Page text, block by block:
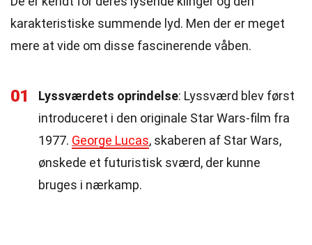
karakteristiske summende lyd. Men der er meget
mere at vide om disse fascinerende våben.
01 Lyssværdets oprindelse: Lyssværd blev først
introduceret i den originale Star Wars-film fra
1977. George Lucas, skaberen af Star Wars,
ønskede et futuristisk sværd, der kunne
bruges i nærkamp.